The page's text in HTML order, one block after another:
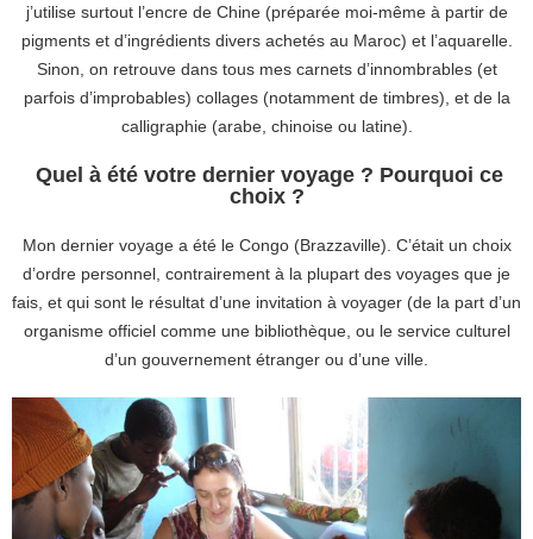
j’utilise surtout l’encre de Chine (préparée moi-même à partir de
pigments et d’ingrédients divers achetés au Maroc) et l’aquarelle.
Sinon, on retrouve dans tous mes carnets d’innombrables (et
parfois d’improbables) collages (notamment de timbres), et de la
calligraphie (arabe, chinoise ou latine).
Quel à été votre dernier voyage ? Pourquoi ce
choix ?
Mon dernier voyage a été le Congo (Brazzaville). C’était un choix
d’ordre personnel, contrairement à la plupart des voyages que je
fais, et qui sont le résultat d’une invitation à voyager (de la part d’un
organisme officiel comme une bibliothèque, ou le service culturel
d’un gouvernement étranger ou d’une ville.